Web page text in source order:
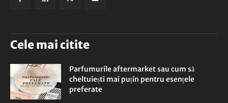
Cele mai citite
Parfumurile aftermarket sau cum să
cheltuiești mai puțin pentru esențele
preferate